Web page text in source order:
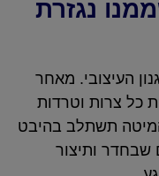
נגזרת
העיצובי. מאחר
כל צרות וטרדות
תשתלב בהיבט
שבחדר ותיצור